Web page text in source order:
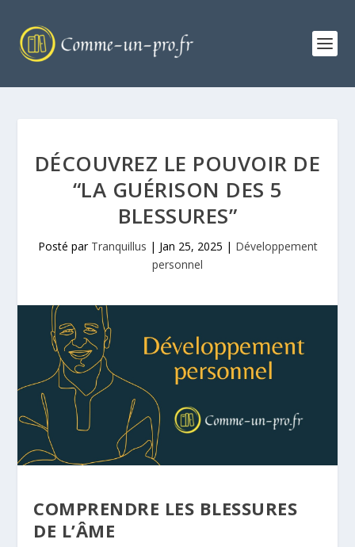
DÉCOUVREZ LE POUVOIR DE
“LA GUÉRISON DES 5
BLESSURES”
Posté par Tranquillus | Jan 25, 2025 | Développement
personnel
COMPRENDRE LES BLESSURES
DE L’ÂME